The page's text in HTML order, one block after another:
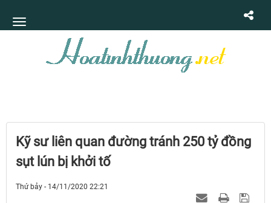
Kỹ sư liên quan đường tránh 250 tỷ đồng
sụt lún bị khởi tố
Thứ bảy - 14/11/2020 22:21